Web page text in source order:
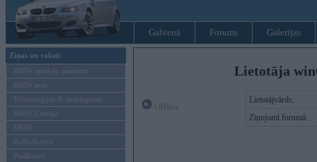
Galvenā Forums Galerijas
Ziņas un raksti
BMW modeļu jaunumi
BMW testi
Tehnoloģijas & sasniegumi
BMW Latvijā
MINI
Rolls-Royce
Pasākumi
Lietotāja
Lietotājvārds:
Ziņojumi forumā: